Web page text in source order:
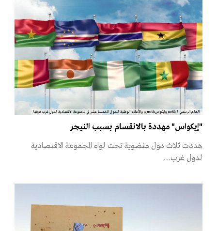
العلم الرسمي لـ &quot;إيكواس&quot; والأعلام الوطنية للدول الخمسة عشر في المجموعة الاقتصادية لدول غرب إفريقيا
"إيكواس" مهددة بالانقسام بسبب النيجر
هددت ثلاث دول منضوية تحت لواء المجموعة الاقتصادية
لدول غرب…